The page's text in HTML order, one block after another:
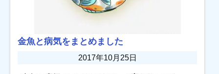
金魚と病気をまとめました
2017年10月25日